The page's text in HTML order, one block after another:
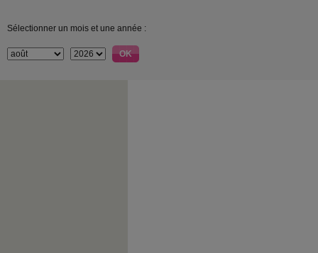
Sélectionner un mois et une année :